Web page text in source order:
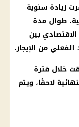
زيادة سنوية
طوال مدة
بين
من الإيجار.
مؤقت خلال فترة
لاحقًا، ويتم